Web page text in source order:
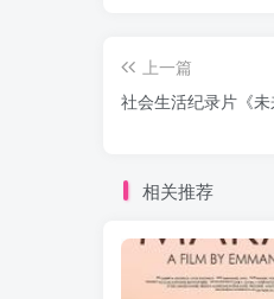
上一篇
社会生活纪录片《
相关推荐